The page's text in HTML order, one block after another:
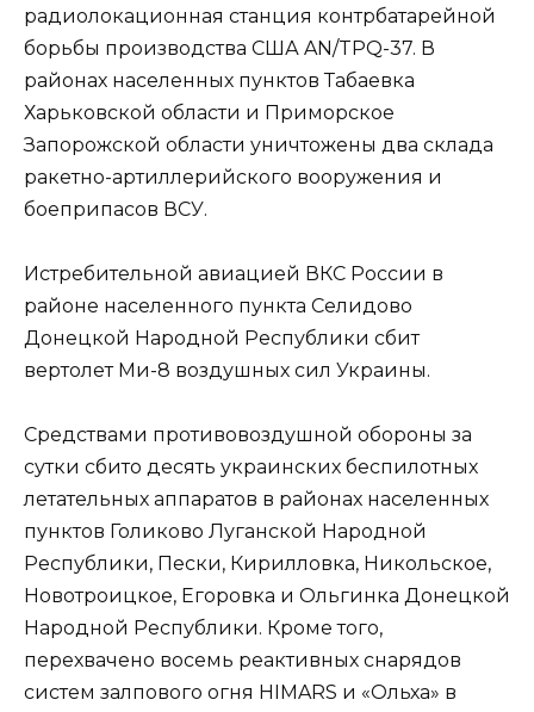
радиолокационная станция контрбатарейной
борьбы производства США AN/TPQ-37. В
районах населенных пунктов Табаевка
Харьковской области и Приморское
Запорожской области уничтожены два склада
ракетно-артиллерийского вооружения и
боеприпасов ВСУ.
Истребительной авиацией ВКС России в
районе населенного пункта Селидово
Донецкой Народной Республики сбит
вертолет Ми-8 воздушных сил Украины.
Средствами противовоздушной обороны за
сутки сбито десять украинских беспилотных
летательных аппаратов в районах населенных
пунктов Голиково Луганской Народной
Республики, Пески, Кирилловка, Никольское,
Новотроицкое, Егоровка и Ольгинка Донецкой
Народной Республики. Кроме того,
перехвачено восемь реактивных снарядов
систем залпового огня HIMARS и «Ольха» в